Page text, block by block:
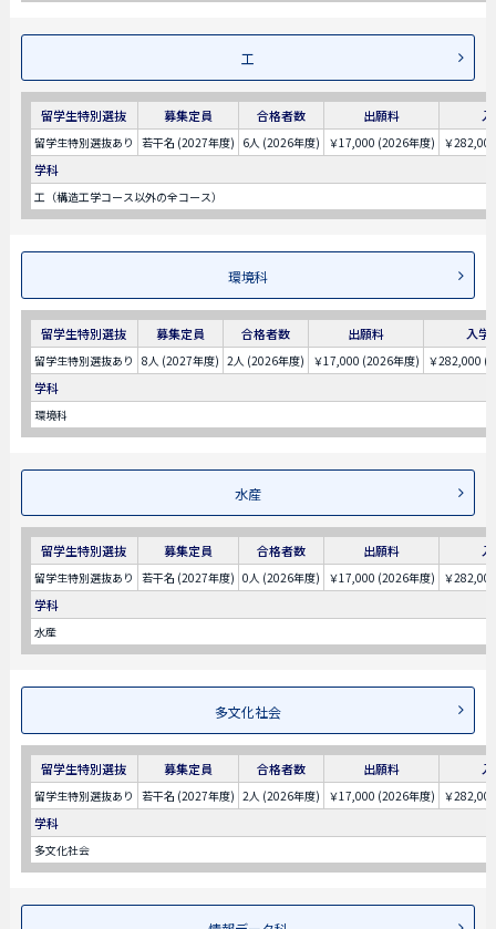
工
留学生特別選抜 募集定員 合格者数 出願料
留学生特別選抜あり 若干名 (2027年度) 6人 (2026年度) ￥17,000 (2026年度) ￥
学科
工（構造工学コース以外の全コース）
環境科
留学生特別選抜 募集定員 合格者数 出願料 入学
留学生特別選抜あり 8人 (2027年度) 2人 (2026年度) ￥17,000 (2026年度) ￥282,000
学科
環境科
水産
留学生特別選抜 募集定員 合格者数 出願料
留学生特別選抜あり 若干名 (2027年度) 0人 (2026年度) ￥17,000 (2026年度) ￥
学科
水産
多文化社会
留学生特別選抜 募集定員 合格者数 出願料
留学生特別選抜あり 若干名 (2027年度) 2人 (2026年度) ￥17,000 (2026年度) ￥
学科
多文化社会